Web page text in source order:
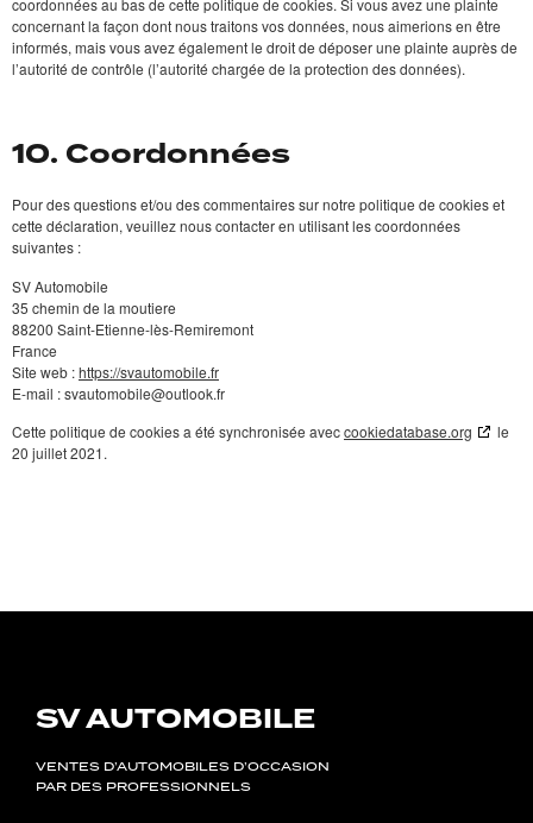
coordonnées au bas de cette politique de cookies. Si vous avez une plainte
concernant la façon dont nous traitons vos données, nous aimerions en être
informés, mais vous avez également le droit de déposer une plainte auprès de
l’autorité de contrôle (l’autorité chargée de la protection des données).
10. Coordonnées
Pour des questions et/ou des commentaires sur notre politique de cookies et
cette déclaration, veuillez nous contacter en utilisant les coordonnées
suivantes :
SV Automobile
35 chemin de la moutiere
88200 Saint-Etienne-lès-Remiremont
France
Site web :https://svautomobile.fr
E-mail :svautomobile@outlook.fr
Cette politique de cookies a été synchronisée aveccookiedatabase.org
le
20 juillet 2021.
SV AUTOMOBILE
VENTES D’AUTOMOBILES D’OCCASION
PAR DES PROFESSIONNELS